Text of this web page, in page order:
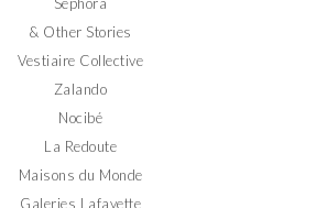
& Other Stories
Vestiaire Collective
Zalando
Nocibé
La Redoute
Maisons du Monde
Galeries Lafayette